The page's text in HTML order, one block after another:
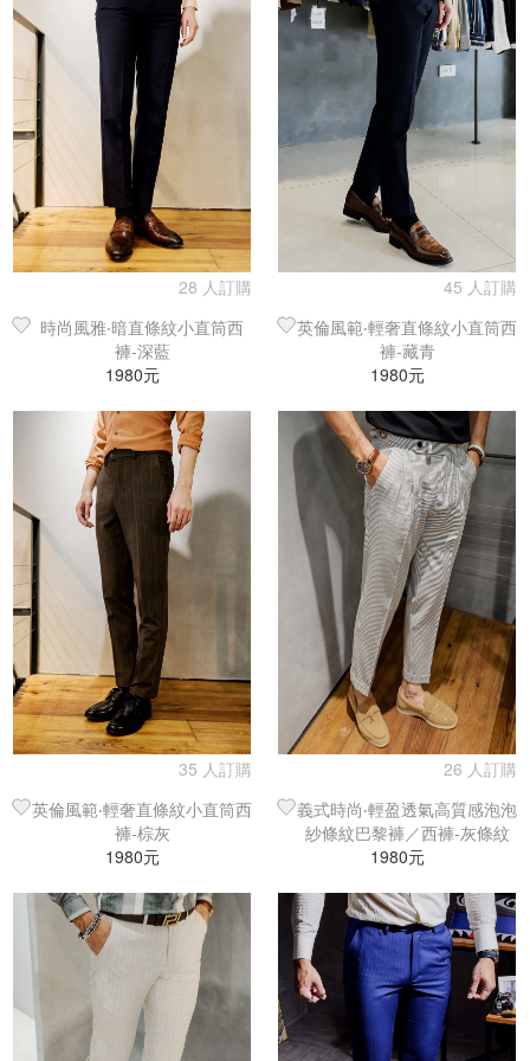
28 人訂購
時尚風雅‧暗直條紋小直筒西
褲-深藍
1980元
45 人訂購
英倫風範‧輕奢直條紋小直筒西
褲-藏青
1980元
35 人訂購
英倫風範‧輕奢直條紋小直筒西
褲-棕灰
1980元
26 人訂購
義式時尚‧輕盈透氣高質感泡泡
紗條紋巴黎褲／西褲-灰條紋
1980元